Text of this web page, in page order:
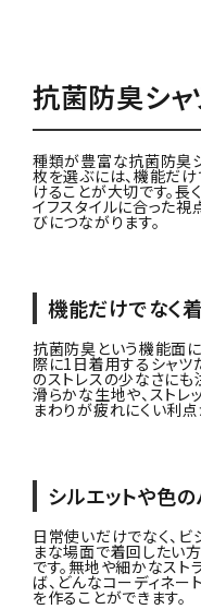
抗菌防臭シャ
種類が豊富な抗菌防臭
枚を選ぶには、機能だ
けることが大切です。
イフスタイルに合った視
びにつながります。
機能だけでなく
抗菌防臭という機能面
際に1日着用するシャツ
のストレスの少なさにも
滑らかな生地や、ストレ
まわりが疲れにくい利点
シルエットや色
日常使いだけでなく、
まな場面で着回したい
です。無地や細かなス
ば、どんなコーディネー
を作ることができます。